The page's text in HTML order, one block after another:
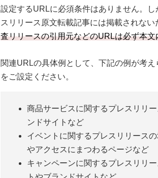
設定するURLに必須条件はありません。
スリリース原文転載記事には掲載されない
査リリースの引用元などのURLは必ず本
関連URLの具体例として、下記の例が考
をご設定ください。
商品サービスに関するプレスリリ
ンドサイトなど
イベントに関するプレスリリース
やアクセスにまつわるページなど
キャンペーンに関するプレスリリ